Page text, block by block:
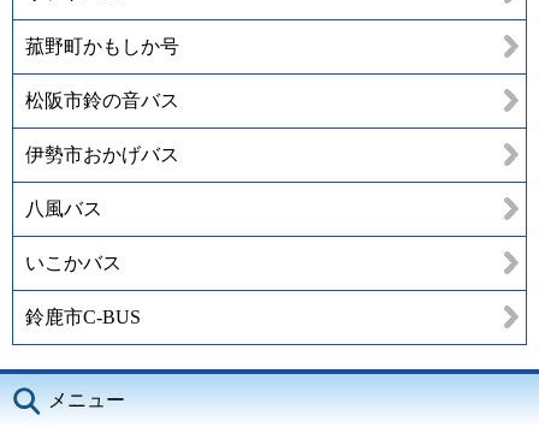
菰野町かもしか号
松阪市鈴の音バス
伊勢市おかげバス
八風バス
いこかバス
鈴鹿市C-BUS
メニュー